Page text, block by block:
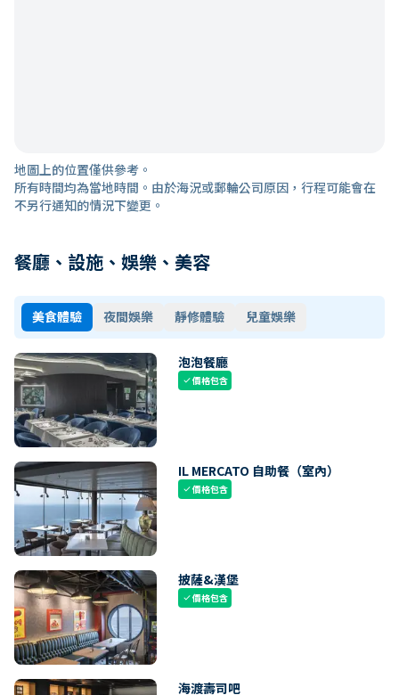
地圖上的位置僅供參考。
所有時間均為當地時間。由於海況或郵輪公司原因，行程可能會在
不另行通知的情況下變更。
餐廳、設施、娛樂、美容
美食體驗 夜間娛樂 靜修體驗 兒童娛樂
泡泡餐廳
check價格包含
IL MERCATO 自助餐（室內）
check價格包含
披薩&漢堡
check價格包含
海渡壽司吧